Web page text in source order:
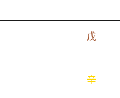
戊
辛